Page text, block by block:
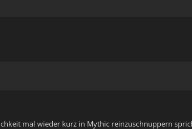
mal wieder kurz in Mythic reinzuschnuppern